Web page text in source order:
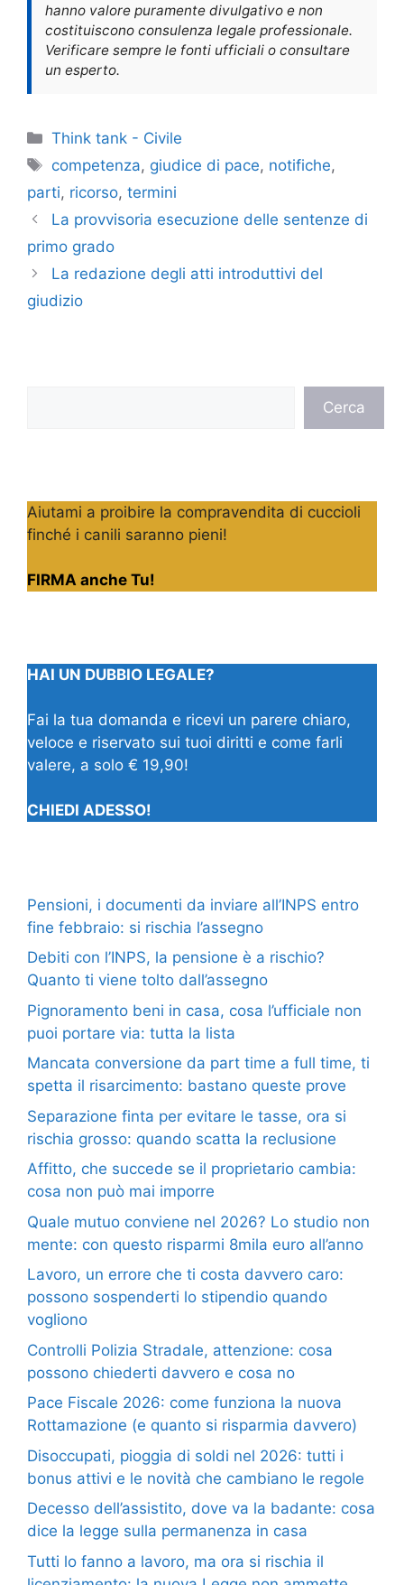
hanno valore puramente divulgativo e non
costituiscono consulenza legale professionale.
Verificare sempre le fonti ufficiali o consultare
un esperto.
Categorie
Think tank - Civile
Tag
competenza, giudice di pace, notifiche,
parti, ricorso, termini
La provvisoria esecuzione delle sentenze di
primo grado
La redazione degli atti introduttivi del
giudizio
Cerca
Aiutami a proibire la compravendita di cuccioli
finché i canili saranno pieni!
FIRMA anche Tu!
HAI UN DUBBIO LEGALE?
Fai la tua domanda e ricevi un parere chiaro,
veloce e riservato sui tuoi diritti e come farli
valere, a solo € 19,90!
CHIEDI ADESSO!
Pensioni, i documenti da inviare all’INPS entro
fine febbraio: si rischia l’assegno
Debiti con l’INPS, la pensione è a rischio?
Quanto ti viene tolto dall’assegno
Pignoramento beni in casa, cosa l’ufficiale non
puoi portare via: tutta la lista
Mancata conversione da part time a full time, ti
spetta il risarcimento: bastano queste prove
Separazione finta per evitare le tasse, ora si
rischia grosso: quando scatta la reclusione
Affitto, che succede se il proprietario cambia:
cosa non può mai imporre
Quale mutuo conviene nel 2026? Lo studio non
mente: con questo risparmi 8mila euro all’anno
Lavoro, un errore che ti costa davvero caro:
possono sospenderti lo stipendio quando
vogliono
Controlli Polizia Stradale, attenzione: cosa
possono chiederti davvero e cosa no
Pace Fiscale 2026: come funziona la nuova
Rottamazione (e quanto si risparmia davvero)
Disoccupati, pioggia di soldi nel 2026: tutti i
bonus attivi e le novità che cambiano le regole
Decesso dell’assistito, dove va la badante: cosa
dice la legge sulla permanenza in casa
Tutti lo fanno a lavoro, ma ora si rischia il